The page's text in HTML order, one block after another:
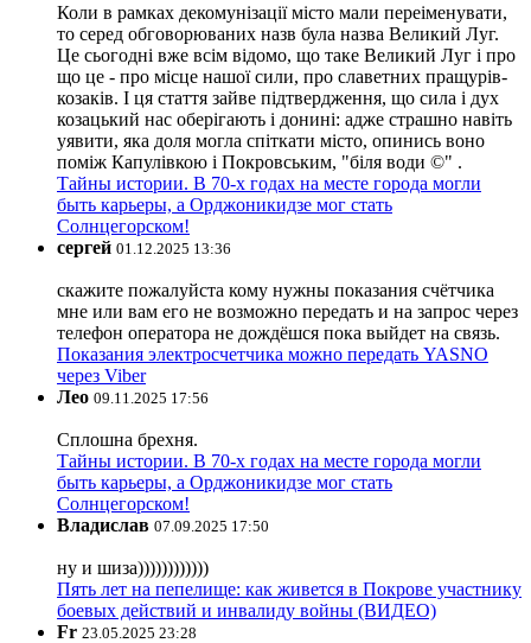
Коли в рамках декомунізації місто мали переіменувати,
то серед обговорюваних назв була назва Великий Луг.
Це сьогодні вже всім відомо, що таке Великий Луг і про
що це - про місце нашої сили, про славетних пращурів-
козаків. І ця стаття зайве підтвердження, що сила і дух
козацький нас оберігають і донині: адже страшно навіть
уявити, яка доля могла спіткати місто, опинись воно
поміж Капулівкою і Покровським, "біля води ©" .
Тайны истории. В 70-х годах на месте города могли
быть карьеры, а Орджоникидзе мог стать
Солнцегорском!
сергей 01.12.2025 13:36
скажите пожалуйста кому нужны показания счётчика
мне или вам его не возможно передать и на запрос через
телефон оператора не дождёшся пока выйдет на связь.
Показания электросчетчика можно передать YASNO
через Viber
Лео 09.11.2025 17:56
Сплошна брехня.
Тайны истории. В 70-х годах на месте города могли
быть карьеры, а Орджоникидзе мог стать
Солнцегорском!
Владислав 07.09.2025 17:50
ну и шиза))))))))))))
Пять лет на пепелище: как живется в Покрове участнику
боевых действий и инвалиду войны (ВИДЕО)
Fr 23.05.2025 23:28